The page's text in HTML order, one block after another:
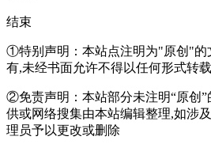
结束
①特别声明：本站点注明为"原创"的
有,未经书面允许不得以任何形式转
②免责声明：本站部分未注明“原创”
供或网络搜集由本站编辑整理,如涉
理员予以更改或删除